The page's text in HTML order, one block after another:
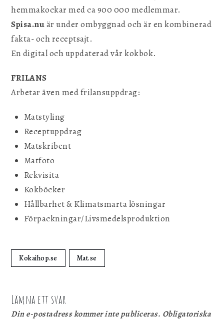
hemmakockar med ca 900 000 medlemmar.
Spisa.nuär under ombyggnad och är en kombinerad
fakta- och receptsajt.
En digital och uppdaterad vår kokbok.
FRILANS
Arbetar även med frilansuppdrag:
Matstyling
Receptuppdrag
Matskribent
Matfoto
Rekvisita
Kokböcker
Hållbarhet & Klimatsmarta lösningar
Förpackningar/Livsmedelsproduktion
Kokaihop.se Mat.se
Lämna ett svar
Din e-postadress kommer inte publiceras. Obligatoriska